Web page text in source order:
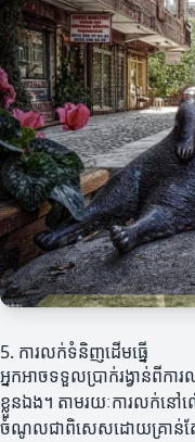
5. ការលក់ទំនិញដើមធ្នើ
អ្នកអាចទទួលប្រាក់រង្វាន់ពី
ខ្លួនឯង។ តាមរយៈការលក់នៅ
ចំណូលជាពិសេសដោយគ្រាន់ត